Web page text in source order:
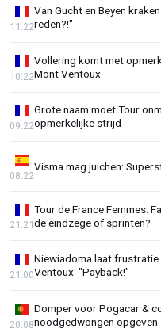
Van Gucht en Beyen
reden?!"
11:22
Vollering komt met
Mont Ventoux
10:22
Grote naam moet Tour
opmerkelijke strijd
09:22
Visma mag juichen:
08:22
Tour de France Femmes:
de eindzege of sprinten?
21:21
Niewiadoma laat
Ventoux: "Payback!"
21:00
Domper voor Pogacar &
noodgedwongen opgeven
20:08